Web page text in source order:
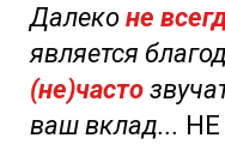
Далеко не
является
(не)часто
ваш вклад... НЕ